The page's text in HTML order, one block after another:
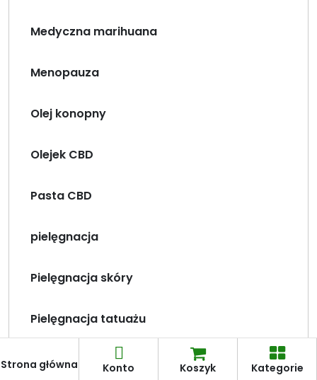
Medyczna marihuana
Menopauza
Olej konopny
Olejek CBD
Pasta CBD
pielęgnacja
Pielęgnacja skóry
Pielęgnacja tatuażu
Pielęgnacja
Szampony
Strona główna Konto Koszyk Kategorie